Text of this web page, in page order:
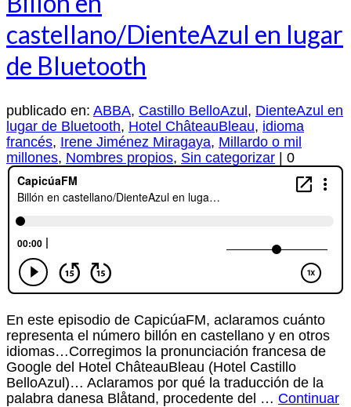
castellano/DienteAzul en lugar
de Bluetooth
publicado en: ABBA, Castillo BelloAzul , DienteAzul en
lugar de Bluetooth, Hotel ChâteauBleau, idioma
francés, Irene Jiménez Miragaya, Millardo o mil
millones, Nombres propios, Sin categorizar 0
En este episodio de CapicúaFM, aclaramos cuánto
representa el número billón en castellano y en otros
idiomas…Corregimos la pronunciación francesa de
Google del Hotel ChâteauBleau (Hotel Castillo
BelloAzul)… Aclaramos por qué la traducción de la
palabra danesa Blåtand, procedente del … Continuar